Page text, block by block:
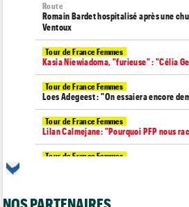
Route
Romain Bardet hospitalisé après une
Ventoux
Tour de France Femmes
Kasia Niewiadoma, "furieuse" : "Célia
Tour de France Femmes
Loes Adegeest : "On essaiera encore
Tour de France Femmes
Lilan Calmejane: "Pourquoi PFP nous
Tour de France Femmes
Niedermaier : "J’ai dit à Kasia que ce